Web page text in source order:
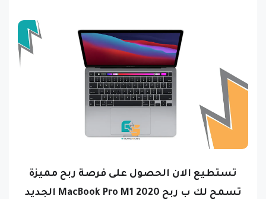
تستطيع الان الحصول على فرصة ربح مميزة
تسمح لك ب ربح MacBook Pro M1 2020 الجديد